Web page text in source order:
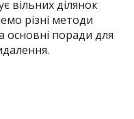
вільних ділянок
різні методи
основні поради для